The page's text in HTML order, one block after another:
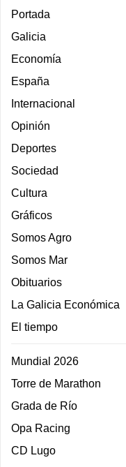
Portada
Galicia
Economía
España
Internacional
Opinión
Deportes
Sociedad
Cultura
Gráficos
Somos Agro
Somos Mar
Obituarios
La Galicia Económica
El tiempo
Mundial 2026
Torre de Marathon
Grada de Río
Opa Racing
CD Lugo